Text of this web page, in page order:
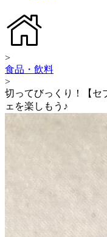
>
食品・飲料
>
切ってびっくり！【セ
ェを楽しもう♪